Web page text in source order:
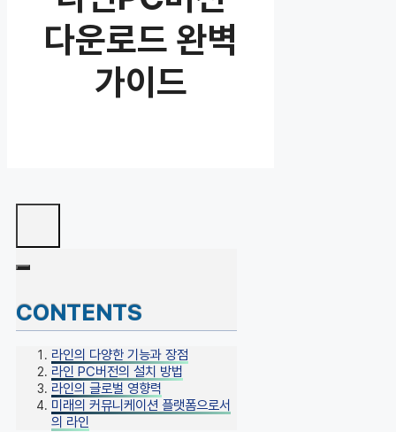
다운로드 완벽
가이드
CONTENTS
라인의 다양한 기능과 장점
라인 PC버전의 설치 방법
라인의 글로벌 영향력
미래의 커뮤니케이션 플랫폼으로서
의 라인